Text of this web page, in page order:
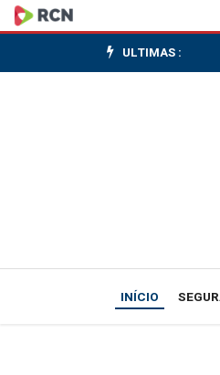
MinC
lança
bibliotecas
estaduais
ULTIMAS :
INÍCIO